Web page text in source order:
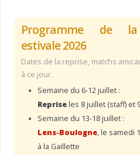
Programme de
estivale 2026
Dates de la reprise, matchs
à ce jour.
Semaine du 6-12 juillet :
Repriseles 8 juillet (staff) et
Semaine du 13-18 juillet :
Lens-Boulogne, le samedi
à la Gaillette